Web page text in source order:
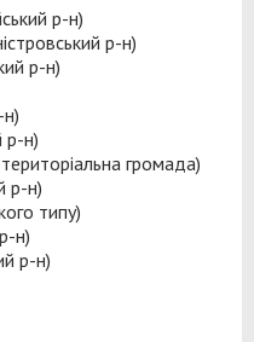
р-н)
р-н)
р-н)
р-н)
громада)
р-н)
типу)
н)
р-н)